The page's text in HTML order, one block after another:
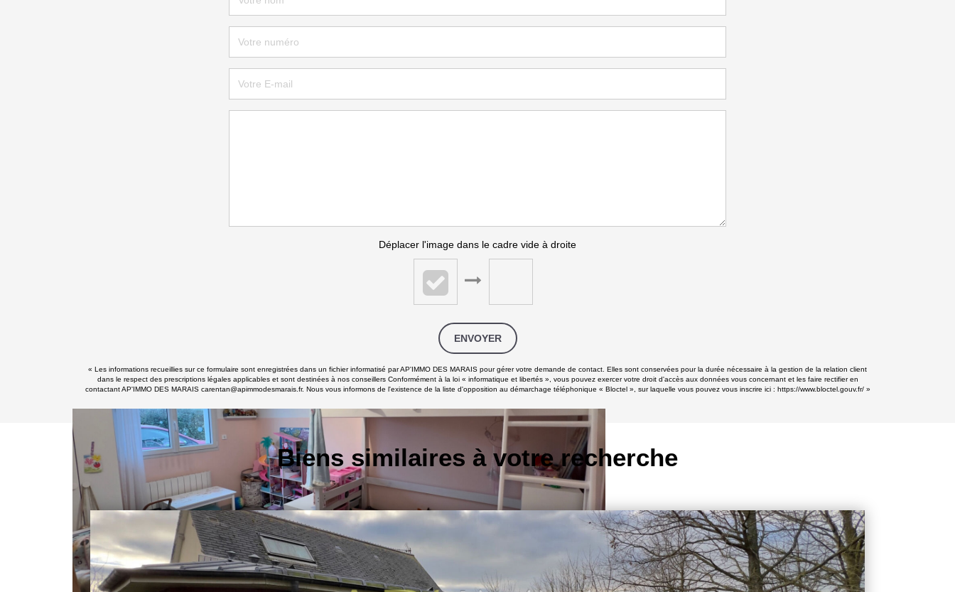
Déplacer l'image dans le cadre vide à droite
ENVOYER
« Les informations recueillies sur ce formulaire sont enregistrées dans un fichier informatisé par AP'IMMO DES MARAIS pour gérer votre demande de contact. Elles sont conservées pour la durée nécessaire à la gestion de la relation client
dans le respect des prescriptions légales applicables et sont destinées à nos conseillers Conformément à la loi « informatique et libertés », vous pouvez exercer votre droit d'accès aux données vous concernant et les faire rectifier en
contactant AP'IMMO DES MARAIS carentan@apimmodesmarais.fr. Nous vous informons de l'existence de la liste d'opposition au démarchage téléphonique « Bloctel », sur laquelle vous pouvez vous inscrire ici : https://www.bloctel.gouv.fr/»
Biens similaires à votre recherche